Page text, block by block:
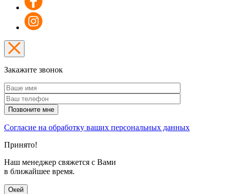
Закажите звонок
Согласие на обработку ваших персональных данных
Принято!
Наш менеджер свяжется с Вами
в ближайшее время.
Окей